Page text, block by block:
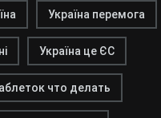
Україна перемога
Україна це ЄС
что делать